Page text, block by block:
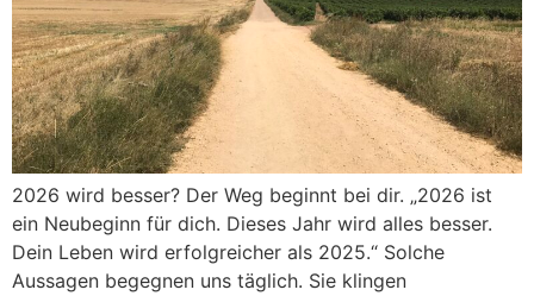
2026 wird besser? Der Weg beginnt bei dir. „2026 ist
ein Neubeginn für dich. Dieses Jahr wird alles besser.
Dein Leben wird erfolgreicher als 2025.“ Solche
Aussagen begegnen uns täglich. Sie klingen